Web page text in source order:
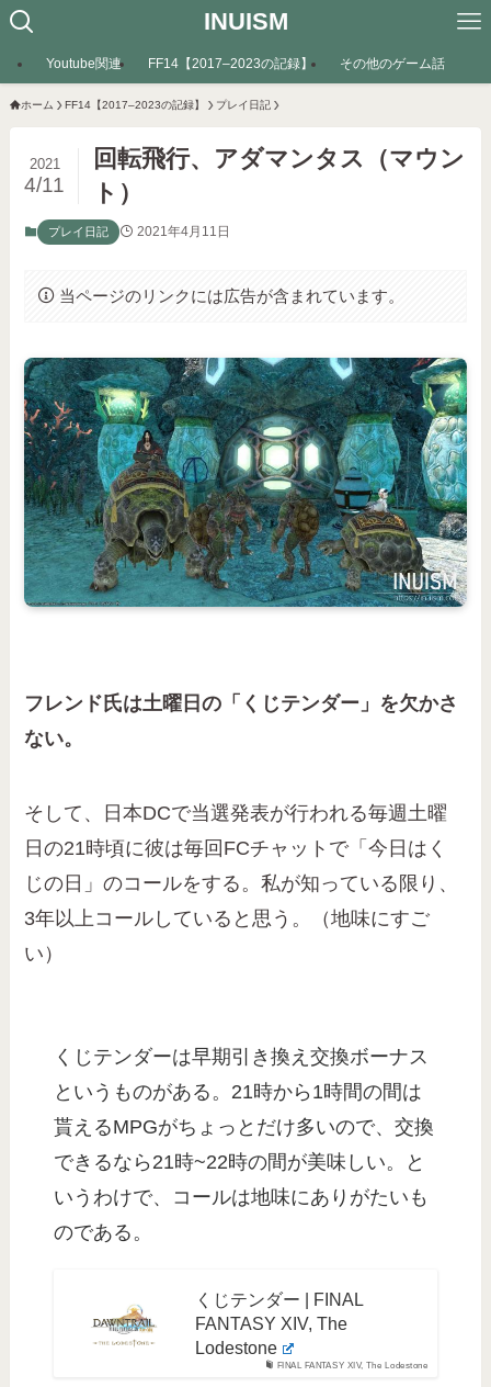
INUISM
Youtube関連 FF14【2017–2023の記録】 その他のゲーム話
ホーム FF14【2017–2023の記録】 プレイ日記
回転飛行、アダマンタス（マウン
ト）
2021
4/11
プレイ日記 2021年4月11日
当ページのリンクには広告が含まれています。
フレンド氏は土曜日の「くじテンダー」を欠かさ
ない。
そして、日本DCで当選発表が行われる毎週土曜
日の21時頃に彼は毎回FCチャットで「今日はく
じの日」のコールをする。私が知っている限り、
3年以上コールしていると思う。（地味にすご
い）
くじテンダーは早期引き換え交換ボーナス
というものがある。21時から1時間の間は
貰えるMPGがちょっとだけ多いので、交換
できるなら21時~22時の間が美味しい。と
いうわけで、コールは地味にありがたいも
のである。
FINAL FANTASY XIV, The Lodestone
くじテンダー | FINAL
FANTASY XIV, The
Lodestone